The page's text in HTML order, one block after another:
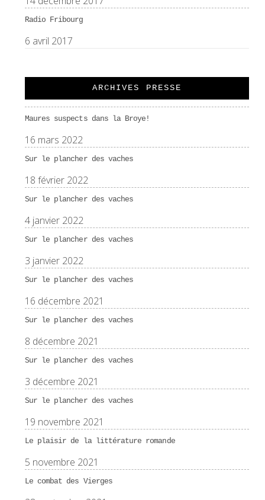
Radio Fribourg
6 avril 2017
ARCHIVES PRESSE
Maures suspects dans la Broye!
16 mars 2022
Sur le plancher des vaches
18 février 2022
Sur le plancher des vaches
4 janvier 2022
Sur le plancher des vaches
3 janvier 2022
Sur le plancher des vaches
16 décembre 2021
Sur le plancher des vaches
8 décembre 2021
Sur le plancher des vaches
3 décembre 2021
Sur le plancher des vaches
19 novembre 2021
Le plaisir de la littérature romande
5 novembre 2021
Le combat des Vierges